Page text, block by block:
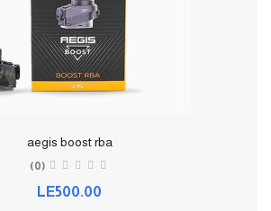
aegis boost rba
(0)
LE500.00